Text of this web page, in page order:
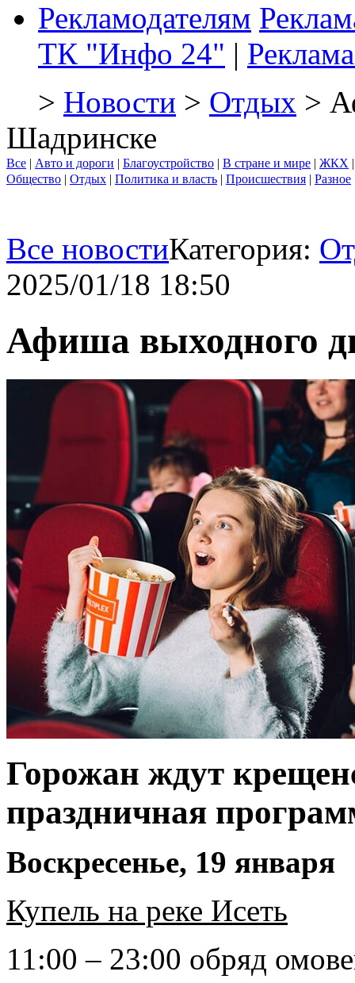
Рекламодателям
ТК "Инфо 24" |
> Новости > Отдых >
Шадринске
Все | Авто и дороги | Благоустройство | В стране и мире | ЖКХ
Общество | Отдых | Политика и власть | Происшествия | Разное
Все новостиКатегория:
2025/01/18 18:50
Афиша выходного
Горожан ждут
праздничная
Воскресенье, 19 января
Купель на реке Исеть
11:00 – 23:00 обряд